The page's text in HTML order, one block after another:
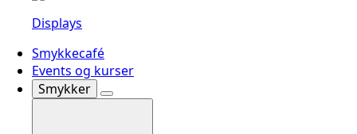
Displays
Smykkecafé
Events og kurser
Smykker